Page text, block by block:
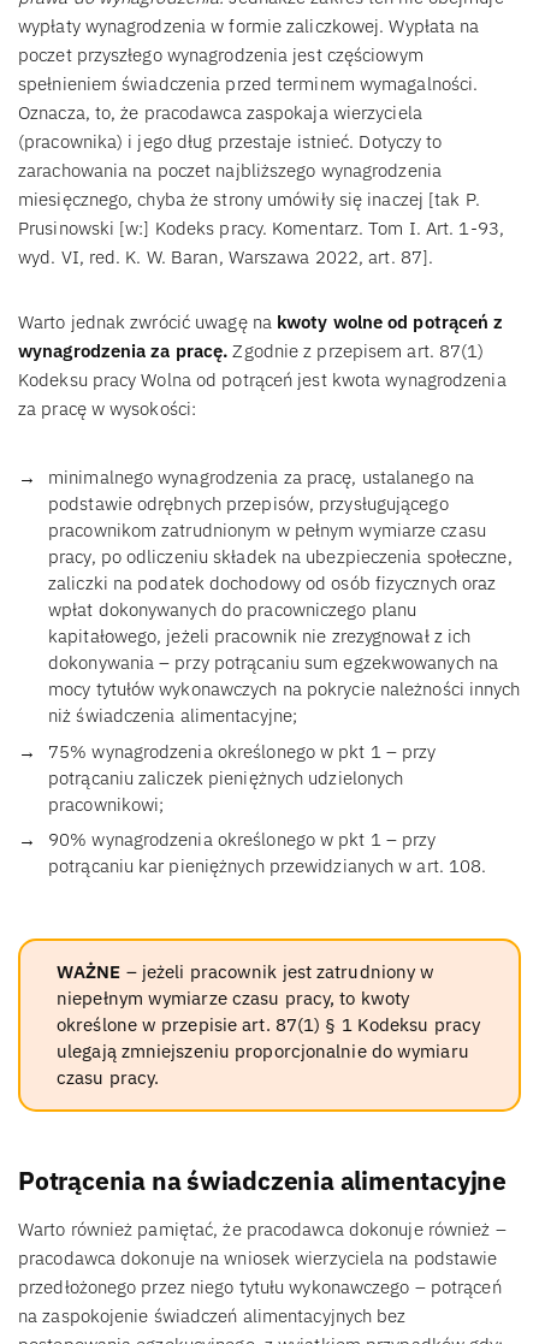
wypłaty wynagrodzenia w formie zaliczkowej. Wypłata na
poczet przyszłego wynagrodzenia jest częściowym
spełnieniem świadczenia przed terminem wymagalności.
Oznacza, to, że pracodawca zaspokaja wierzyciela
(pracownika) i jego dług przestaje istnieć. Dotyczy to
zarachowania na poczet najbliższego wynagrodzenia
miesięcznego, chyba że strony umówiły się inaczej [tak P.
Prusinowski [w:] Kodeks pracy. Komentarz. Tom I. Art. 1-93,
wyd. VI, red. K. W. Baran, Warszawa 2022, art. 87].
Warto jednak zwrócić uwagę na kwoty wolne od potrąceń z
wynagrodzenia za pracę. Zgodnie z przepisem art. 87(1)
Kodeksu pracy Wolna od potrąceń jest kwota wynagrodzenia
za pracę w wysokości:
minimalnego wynagrodzenia za pracę, ustalanego na
podstawie odrębnych przepisów, przysługującego
pracownikom zatrudnionym w pełnym wymiarze czasu
pracy, po odliczeniu składek na ubezpieczenia społeczne,
zaliczki na podatek dochodowy od osób fizycznych oraz
wpłat dokonywanych do pracowniczego planu
kapitałowego, jeżeli pracownik nie zrezygnował z ich
dokonywania – przy potrącaniu sum egzekwowanych na
mocy tytułów wykonawczych na pokrycie należności innych
niż świadczenia alimentacyjne;
75% wynagrodzenia określonego w pkt 1 – przy
potrącaniu zaliczek pieniężnych udzielonych
pracownikowi;
90% wynagrodzenia określonego w pkt 1 – przy
potrącaniu kar pieniężnych przewidzianych w art. 108.
WAŻNE – jeżeli pracownik jest zatrudniony w
niepełnym wymiarze czasu pracy, to kwoty
określone w przepisie art. 87(1) § 1 Kodeksu pracy
ulegają zmniejszeniu proporcjonalnie do wymiaru
czasu pracy.
Potrącenia na świadczenia alimentacyjne
Warto również pamiętać, że pracodawca dokonuje również –
pracodawca dokonuje na wniosek wierzyciela na podstawie
przedłożonego przez niego tytułu wykonawczego – potrąceń
na zaspokojenie świadczeń alimentacyjnych bez